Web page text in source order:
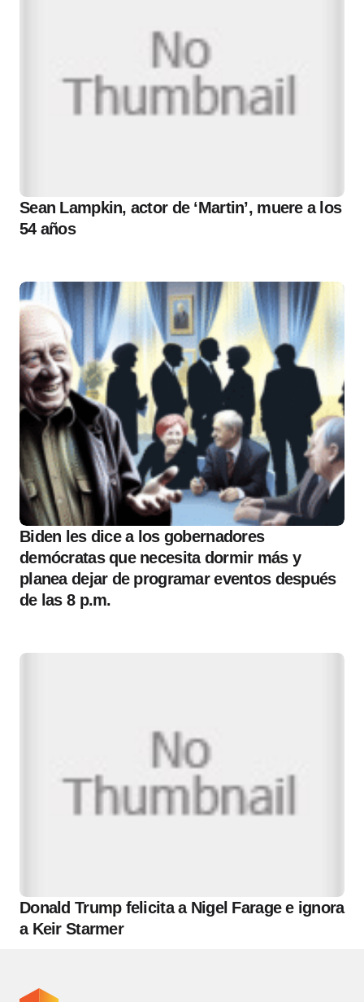
Sean Lampkin, actor de ‘Martin’, muere a los
54 años
Biden les dice a los gobernadores
demócratas que necesita dormir más y
planea dejar de programar eventos después
de las 8 p.m.
Donald Trump felicita a Nigel Farage e ignora
a Keir Starmer